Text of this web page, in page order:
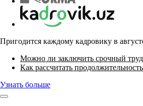
Пригодится каждому кадровику в
Можно ли заключить срочный
Как рассчитать
Узнать больше